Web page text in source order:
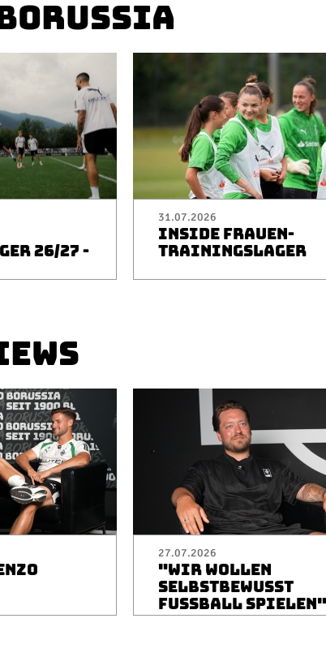
26/27 -
31.07.2026
INSIDE FRAUEN-
TRAININGSLAGER
27.07.2026
"WIR WOLLEN
SELBSTBEWUSST
FUSSBALL SPIELEN"